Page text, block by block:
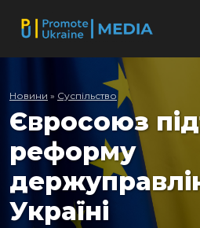
Новини » Суспільство
Євросоюз
реформу
Україні